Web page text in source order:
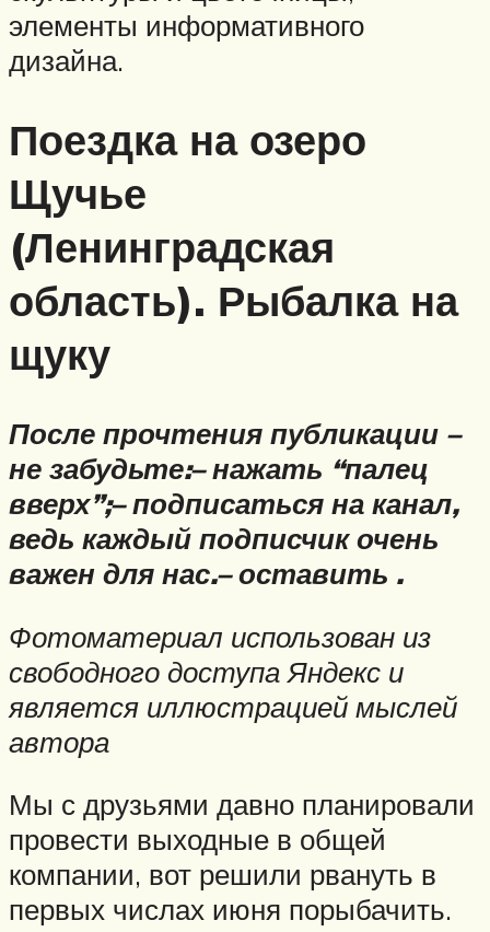
элементы информативного
дизайна.
Поездка на озеро
Щучье
(Ленинградская
область). Рыбалка на
щуку
После прочтения публикации –
не забудьте:– нажать “палец
вверх”;– подписаться на канал,
ведь каждый подписчик очень
важен для нас.– оставить .
Фотоматериал использован из
свободного доступа Яндекс и
является иллюстрацией мыслей
автора
Мы с друзьями давно планировали
провести выходные в общей
компании, вот решили рвануть в
первых числах июня порыбачить.